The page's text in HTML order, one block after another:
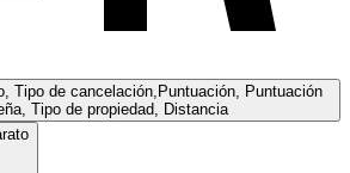
Tipo de cancelación,Puntuación, Puntuación
Tipo de propiedad, Distancia